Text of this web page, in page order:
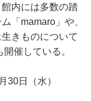
内には多数の踏
「mamaro」や、
きものについて
催している。
30日（水）